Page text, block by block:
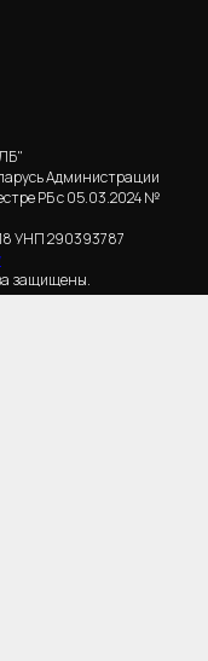
Администрации
РБ с 05.03.2024 №
УНП 290393787
защищены.